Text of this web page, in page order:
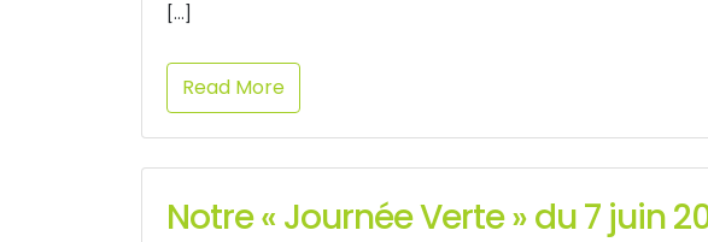
[…]
Read More
Notre « Journée Verte » du 7 juin